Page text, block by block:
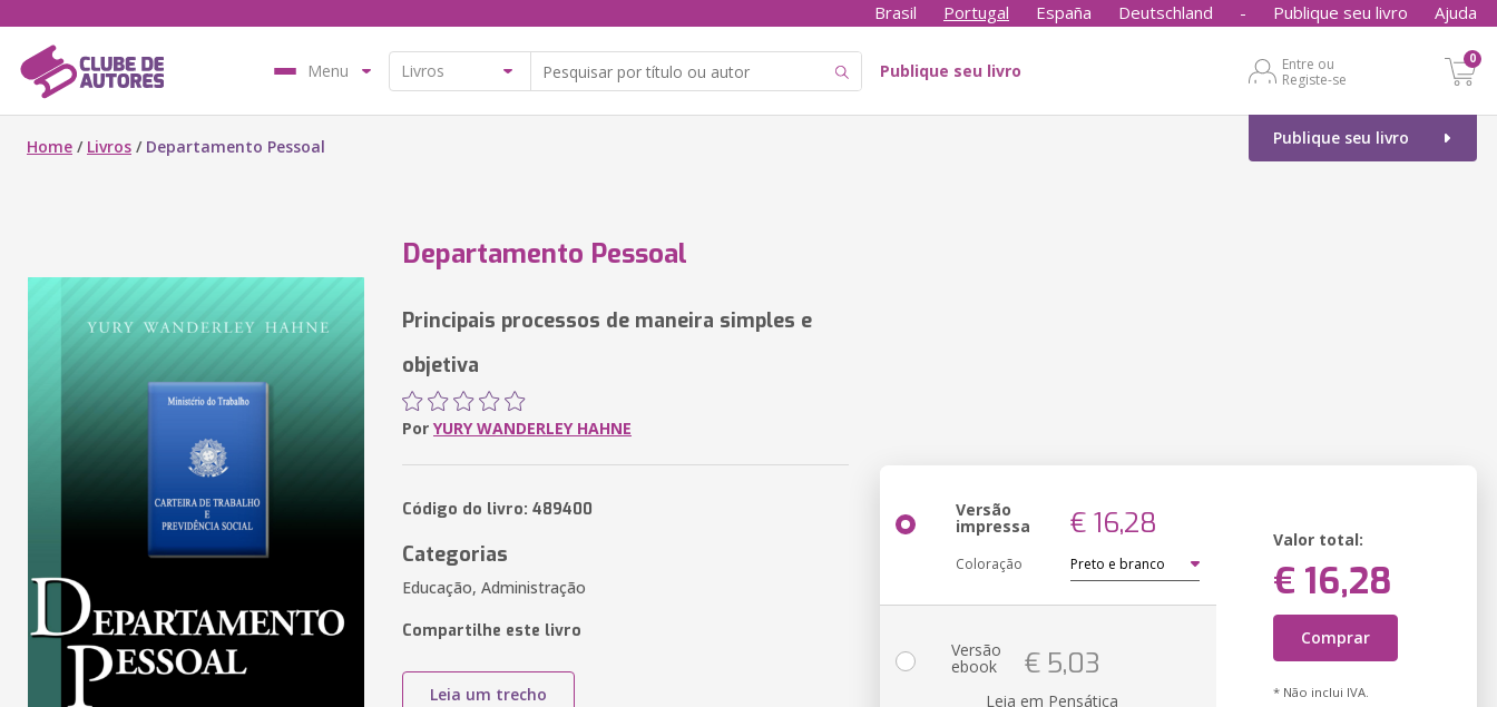
Brasil Portugal España Deutschland - Publique seu livro Ajuda
Menu Publique seu livro
Entre ou
Registe-se
0
Publique seu livro
Home / Livros / Departamento Pessoal
Departamento Pessoal
Principais processos de maneira simples e
objetiva
Por YURY WANDERLEY HAHNE
Código do livro: 489400
Categorias
Educação, Administração
Compartilhe este livro
Leia um trecho
Versão
impressa € 16,28
Coloração
Valor total:
€ 16,28
Comprar
* Não inclui IVA.
Versão
ebook € 5,03
Leia em Pensática